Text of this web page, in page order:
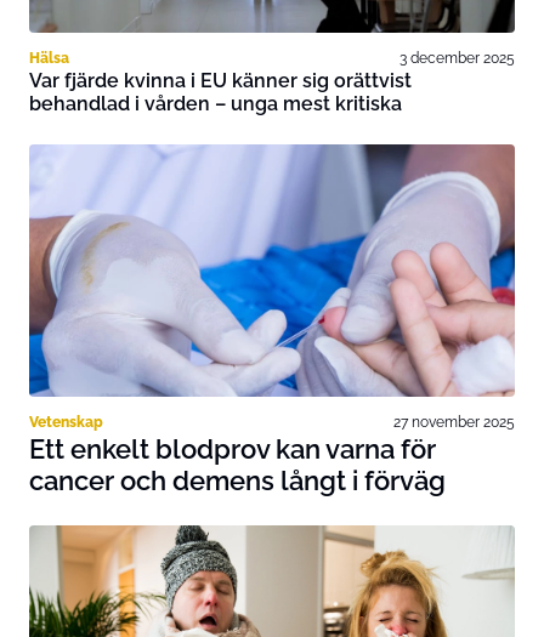
Hälsa 3 december 2025
Var fjärde kvinna i EU känner sig orättvist
behandlad i vården – unga mest kritiska
Vetenskap 27 november 2025
Ett enkelt blodprov kan varna för
cancer och demens långt i förväg